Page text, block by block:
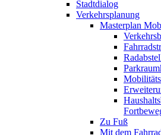
Stadtdialog
Verkehrsplanung
Masterplan
Zu Fuß
Mit dem